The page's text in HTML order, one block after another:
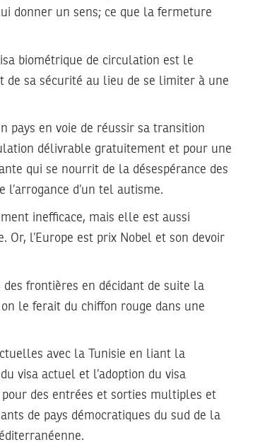
donner un sens; ce que la fermeture
biométrique de circulation est le
de sa sécurité au lieu de se limiter à une
pays en voie de réussir sa transition
délivrable gratuitement et pour une
qui se nourrit de la désespérance des
d’un tel autisme.
inefficace, mais elle est aussi
Or, l’Europe est prix Nobel et son devoir
frontières en décidant de suite la
le ferait du chiffon rouge dans une
avec la Tunisie en liant la
visa actuel et l’adoption du visa
des entrées et sorties multiples et
de pays démocratiques du sud de la